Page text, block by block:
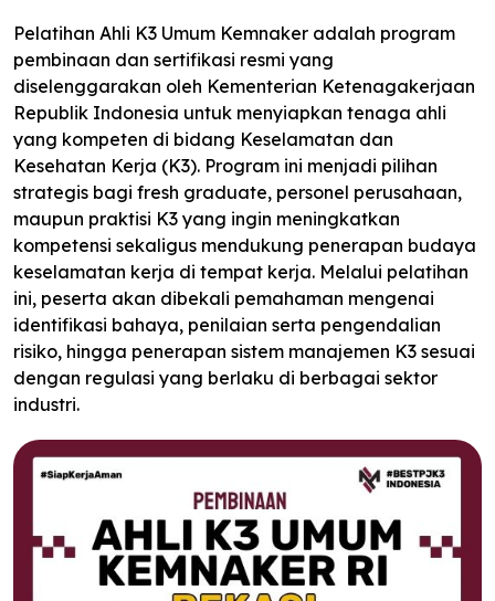
Pelatihan Ahli K3 Umum Kemnaker adalah program
pembinaan dan sertifikasi resmi yang
diselenggarakan oleh Kementerian Ketenagakerjaan
Republik Indonesia untuk menyiapkan tenaga ahli
yang kompeten di bidang Keselamatan dan
Kesehatan Kerja (K3). Program ini menjadi pilihan
strategis bagi fresh graduate, personel perusahaan,
maupun praktisi K3 yang ingin meningkatkan
kompetensi sekaligus mendukung penerapan budaya
keselamatan kerja di tempat kerja. Melalui pelatihan
ini, peserta akan dibekali pemahaman mengenai
identifikasi bahaya, penilaian serta pengendalian
risiko, hingga penerapan sistem manajemen K3 sesuai
dengan regulasi yang berlaku di berbagai sektor
industri.